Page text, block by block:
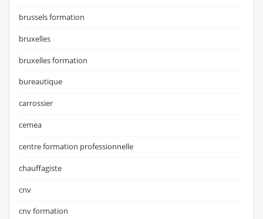
brussels formation
bruxelles
bruxelles formation
bureautique
carrossier
cemea
centre formation professionnelle
chauffagiste
cnv
cnv formation